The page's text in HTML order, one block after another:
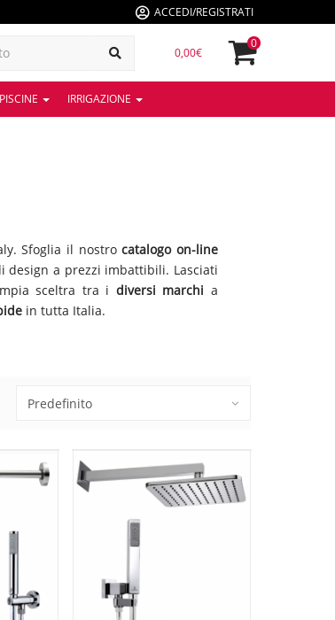
ACCEDI/REGISTRATI
0,00€
0
PISCINE IRRIGAZIONE
Sfoglia il nostrocatalogo on-line
design a prezzi imbattibili. Lasciati
sceltra tra i diversi marchi a
in tutta Italia.